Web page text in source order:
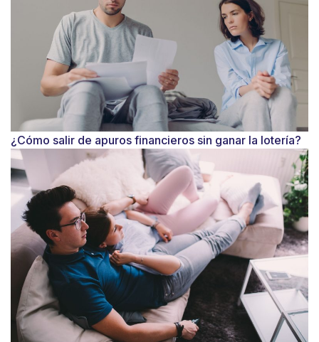
¿Cómo salir de apuros financieros sin ganar la lotería?